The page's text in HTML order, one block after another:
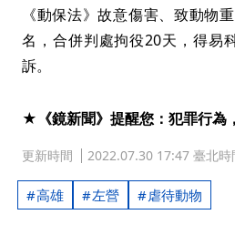
《動保法》故意傷害、致動物
名，合併判處拘役20天，得易
訴。
★《鏡新聞》提醒您：犯罪行為
更新時間 2022.07.30 17:47 臺北時
高雄 左營 虐待動物